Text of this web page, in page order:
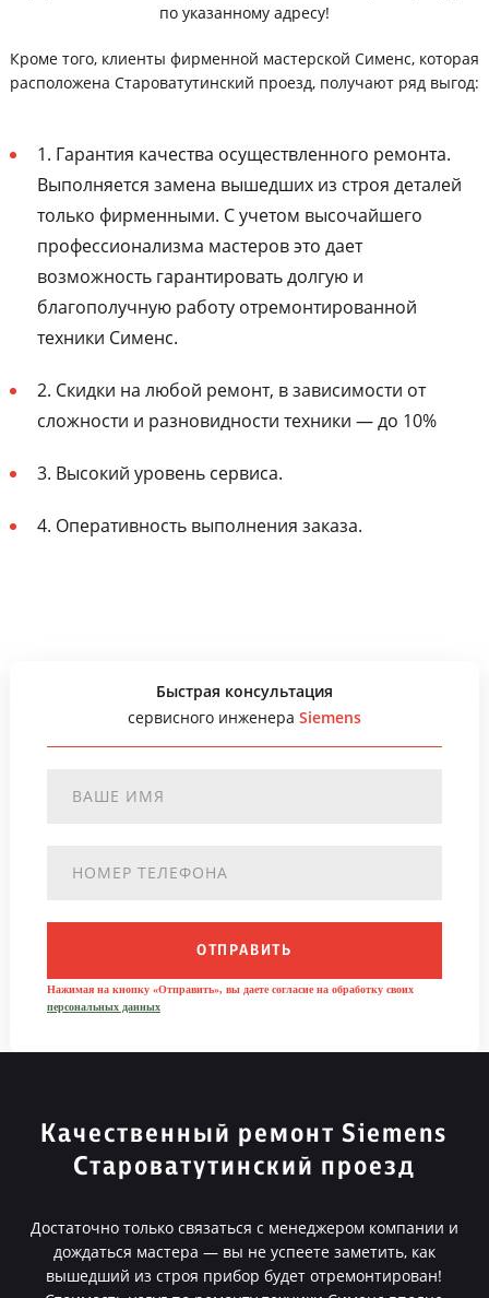
по указанному адресу!
Кроме того, клиенты фирменной мастерской Сименс, которая
расположена Староватутинский проезд, получают ряд выгод:
1. Гарантия качества осуществленного ремонта.
Выполняется замена вышедших из строя деталей
только фирменными. С учетом высочайшего
профессионализма мастеров это дает
возможность гарантировать долгую и
благополучную работу отремонтированной
техники Сименс.
2. Скидки на любой ремонт, в зависимости от
сложности и разновидности техники — до 10%
3. Высокий уровень сервиса.
4. Оперативность выполнения заказа.
Быстрая консультация
сервисного инженера Siemens
ОТПРАВИТЬ
Нажимая на кнопку «Отправить», вы даете согласие на обработку своих
персональных данных
Качественный ремонт Siemens
Староватутинский проезд
Достаточно только связаться с менеджером компании и
дождаться мастера — вы не успеете заметить, как
вышедший из строя прибор будет отремонтирован!